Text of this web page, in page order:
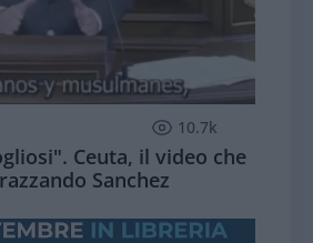
10.7k
Ceuta, il video che
Sanchez